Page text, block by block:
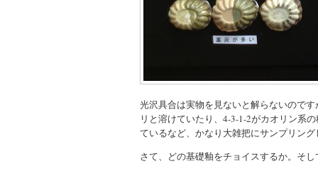
光沢具合は実物を見ないと解らないので
リと溶けていたり、4-3-1-2がカオリン系
ているなど、かなり大雑把にサンプリン
さて、どの基礎釉をチョイスするか。そ